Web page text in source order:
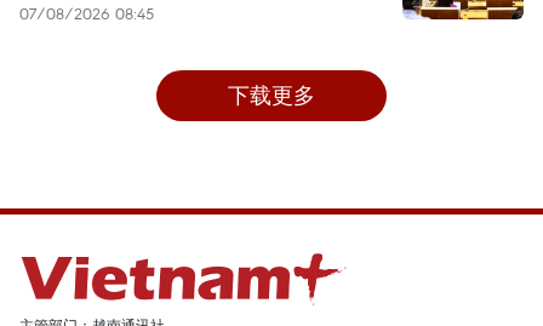
07/08/2026 08:45
下载更多